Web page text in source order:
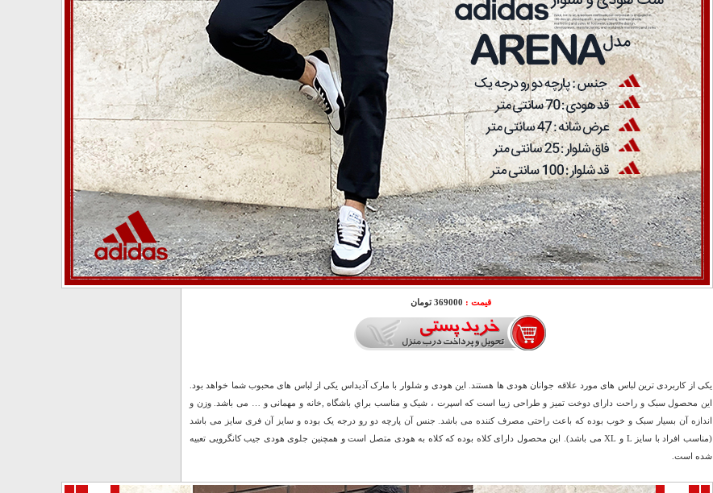
قیمت : 369000 تومان
یکی از کاربردی ترین لباس های مورد علاقه جوانان هودی ها هستند. این هودی و شلوار با مارک آدیداس یکی از لباس های محبوب شما خواهد بود.
این محصول سبک و راحت دارای دوخت تميز و طراحی زیبا است که اسپرت ، شیک و مناسب براي باشگاه ,خانه و مهمانی و … می باشد. وزن و
اندازه آن بسیار سبک و خوب بوده که باعث راحتی مصرف کننده می باشد. جنس آن پارچه دو رو درجه یک بوده و سایز آن فری سایز می باشد
(مناسب افراد با سایز L و XL می باشد). این محصول دارای کلاه بوده که کلاه به هودی متصل است و همچنین جلوی هودی جیب کانگرویی تعبیه
شده است.